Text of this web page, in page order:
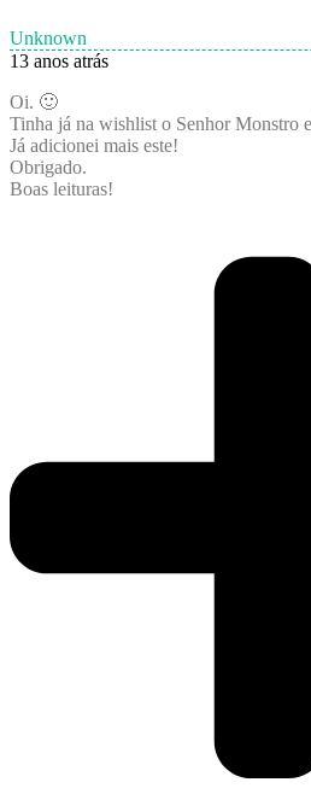
Unknown
13 anos atrás
Oi. 🙂
Tinha já na wishlist o Senhor Monstro
Já adicionei mais este!
Obrigado.
Boas leituras!